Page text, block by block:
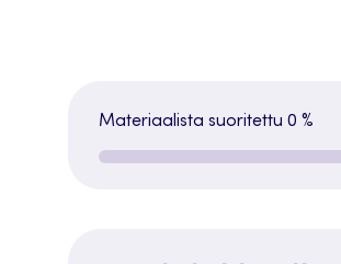
Materiaalista suoritettu 0 %